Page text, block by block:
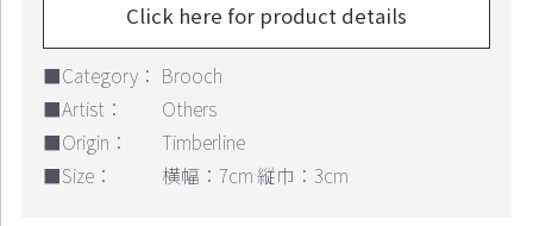
Click here for product details
■Category： Brooch
■Artist：
Others
■Origin：
Timberline
■Size：
横幅：7cm 縦巾：3cm